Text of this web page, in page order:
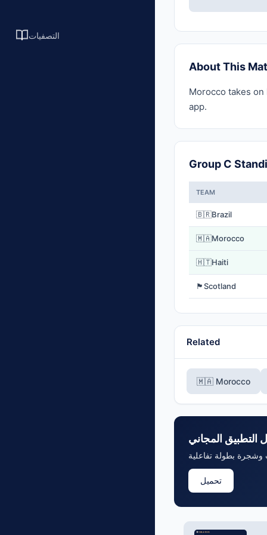
التصفيات
About This
Morocco takes
app.
Group C
TEAM
🇧🇷Brazil
🇲🇦Morocco
🇭🇹Haiti
🏴󠁧󠁢󠁳󠁣󠁴󠁿Scotland
Related
🇲🇦 Morocco
التطبيق المجاني
تحميل